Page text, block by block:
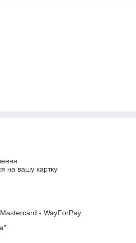
на вашу картку
- WayForPay